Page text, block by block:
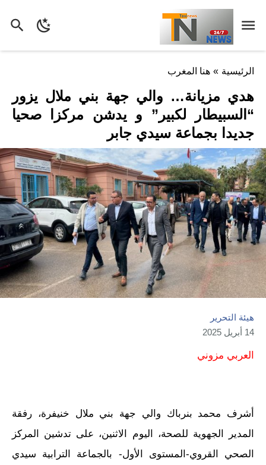
الرئيسية » هنا المغرب
هدي مزيانة… والي جهة بني ملال يزور
“السبيطار لكبير” و يدشن مركزا صحيا
جديدا بجماعة سيدي جابر
هيئة التحرير
14 أبريل 2025
العربي مزوني
أشرف محمد بنرباك والي جهة بني ملال خنيفرة، رفقة
المدير الجهوية للصحة، اليوم الاثنين، على تدشين المركز
الصحي القروي-المستوى الأول- بالجماعة الترابية سيدي